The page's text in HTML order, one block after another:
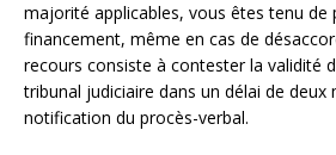
majorité applicables, vous êtes tenu de
financement, même en cas de
recours consiste à contester la validité
tribunal judiciaire dans un délai de deux
notification du procès-verbal.